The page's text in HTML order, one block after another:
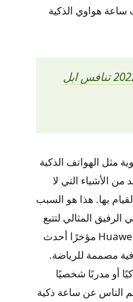
هواوي الذكية
أفضل ساعة ذكية 2022 تنافس ابل
مثل الهواتف الذكية
من الأشياء التي لا
بها. هذا هو السبب
المثالي لتتبع
النشاط البدني. أصدرت Huawei مؤخرًا أحدث
مصممة للرياضة.
أو مدربًا شخصيًا
الناس عن ساعة ذكية